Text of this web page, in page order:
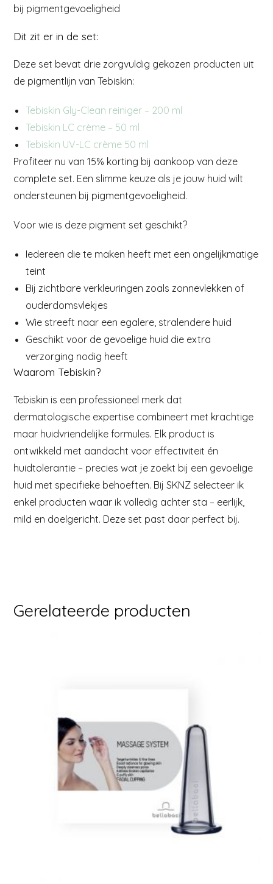
bij pigmentgevoeligheid
Dit zit er in de set:
Deze set bevat drie zorgvuldig gekozen producten uit
de pigmentlijn van Tebiskin:
Tebiskin Gly-Clean reiniger – 200 ml
Tebiskin LC crème – 50 ml
Tebiskin UV-LC crème 50 ml
Profiteer nu van 15% korting bij aankoop van deze
complete set. Een slimme keuze als je jouw huid wilt
ondersteunen bij pigmentgevoeligheid.
Voor wie is deze pigment set geschikt?
Iedereen die te maken heeft met een ongelijkmatige
teint
Bij zichtbare verkleuringen zoals zonnevlekken of
ouderdomsvlekjes
Wie streeft naar een egalere, stralendere huid
Geschikt voor de gevoelige huid die extra
verzorging nodig heeft
Waarom Tebiskin?
Tebiskin is een professioneel merk dat
dermatologische expertise combineert met krachtige
maar huidvriendelijke formules. Elk product is
ontwikkeld met aandacht voor effectiviteit én
huidtolerantie – precies wat je zoekt bij een gevoelige
huid met specifieke behoeften. Bij SKNZ selecteer ik
enkel producten waar ik volledig achter sta – eerlijk,
mild en doelgericht. Deze set past daar perfect bij.
Gerelateerde producten